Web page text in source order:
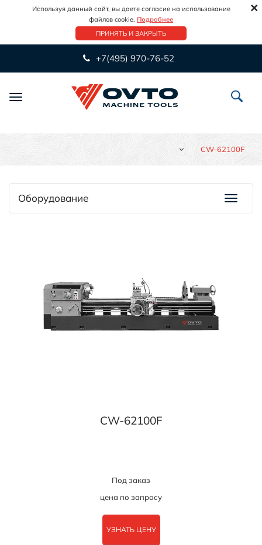
Используя данный сайт, вы даете согласие на использование
файлов cookie. Подробнее
ПРИНЯТЬ И ЗАКРЫТЬ
×
+7(495) 970-76-52
Переключить
CW-62100F
Оборудование
CW-62100F
Под заказ
цена по запросу
УЗНАТЬ ЦЕНУ